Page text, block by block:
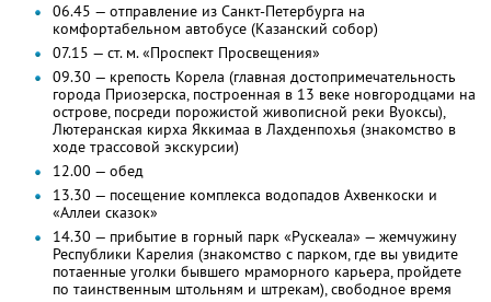
06.45 — отправление из Санкт-Петербурга на
комфортабельном автобусе (Казанский собор)
07.15 — ст. м. «Проспект Просвещения»
09.30 — крепость Корела (главная достопримечательность
города Приозерска, построенная в 13 веке новгородцами на
острове, посреди порожистой живописной реки Вуоксы),
Лютеранская кирха Яккимаа в Лахденпохья (знакомство в
ходе трассовой экскурсии)
12.00 — обед
13.30 — посещение комплекса водопадов Ахвенкоски и
«Аллеи сказок»
14.30 — прибытие в горный парк «Рускеала» — жемчужину
Республики Карелия (знакомство с парком, где вы увидите
потаенные уголки бывшего мраморного карьера, пройдете
по таинственным штольням и штрекам), свободное время